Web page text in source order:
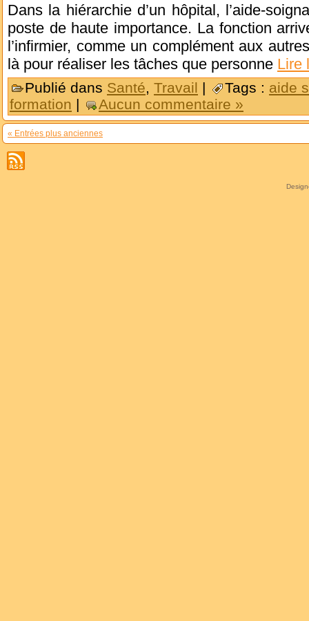
Dans la hiérarchie d’un hôpital, l’aide-
poste de haute importance. La fonction
l’infirmier, comme un complément aux
là pour réaliser les tâches que personne Lire
Publié dans Santé, Travail | Tags : aide
formation | Aucun commentaire »
« Entrées plus anciennes